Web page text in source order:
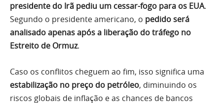
presidente do Irã pediu um cessar-fogo para os EUA.
Segundo o presidente americano, o pedido será
analisado apenas após a liberação do tráfego no
Estreito de Ormuz.
Caso os conflitos cheguem ao fim, isso significa uma
estabilização no preço do petróleo, diminuindo os
riscos globais de inflação e as chances de bancos